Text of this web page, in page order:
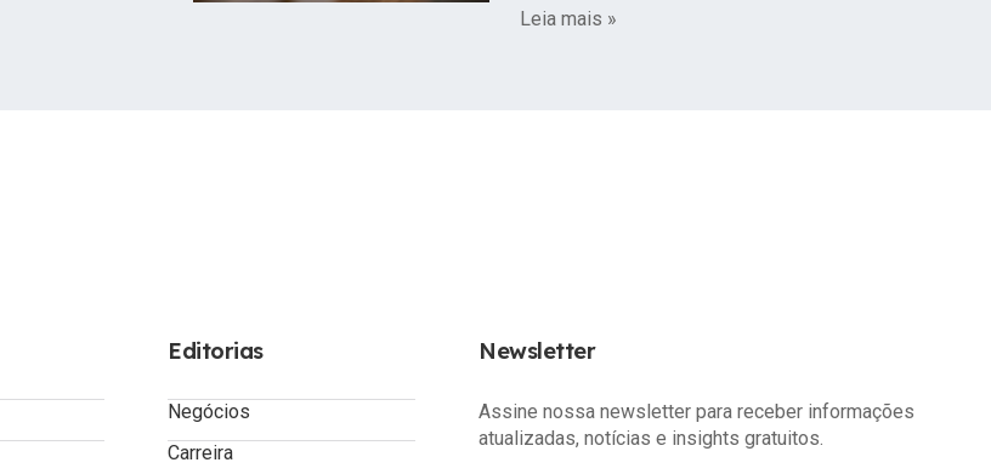
Leia mais »
Editorias
Negócios
Carreira
Newsletter
Assine nossa newsletter para receber informações
atualizadas, notícias e insights gratuitos.